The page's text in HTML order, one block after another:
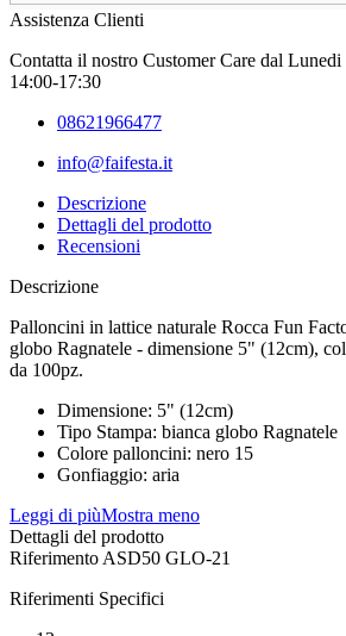
Assistenza Clienti
Contatta il nostro Customer Care dal Lunedi
14:00-17:30
08621966477
info@faifesta.it
Descrizione
Dettagli del prodotto
Recensioni
Descrizione
Palloncini in lattice naturale Rocca Fun
globo Ragnatele - dimensione 5" (12cm),
da 100pz.
Dimensione: 5" (12cm)
Tipo Stampa: bianca globo Ragnatele
Colore palloncini: nero 15
Gonfiaggio: aria
Leggi di piùMostra meno
Dettagli del prodotto
Riferimento ASD50 GLO-21
Riferimenti Specifici